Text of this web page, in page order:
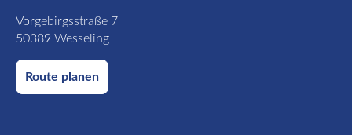
Vorgebirgsstraße 7
50389 Wesseling
Route planen